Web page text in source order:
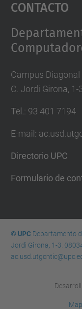
Contacto
Campus Diagonal
C. Jordi Girona,
Tel.: 93 401 7194
E-mail:
Directorio UPC
Formulario de
© UPCDepartamento
Jordi Girona, 1-3.